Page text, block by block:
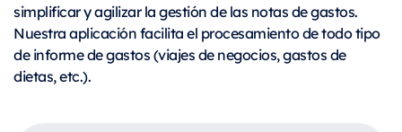
simplificar y agilizar la gestión de las notas de gastos.
Nuestra aplicación facilita el procesamiento de todo tipo
de informe de gastos (viajes de negocios, gastos de
dietas, etc.).